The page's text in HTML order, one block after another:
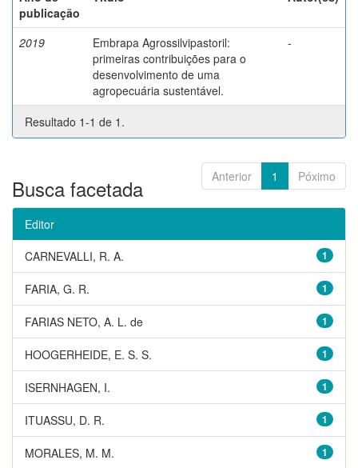
publicação
2019
Embrapa Agrossilvipastoril:
primeiras contribuições para o
desenvolvimento de uma
agropecuária sustentável.
-
Resultado 1-1 de 1.
Anterior 1 Póximo
Busca facetada
Editor
1
CARNEVALLI, R. A.
1
FARIA, G. R.
1
FARIAS NETO, A. L. de
1
HOOGERHEIDE, E. S. S.
1
ISERNHAGEN, I.
1
ITUASSU, D. R.
1
MORALES, M. M.